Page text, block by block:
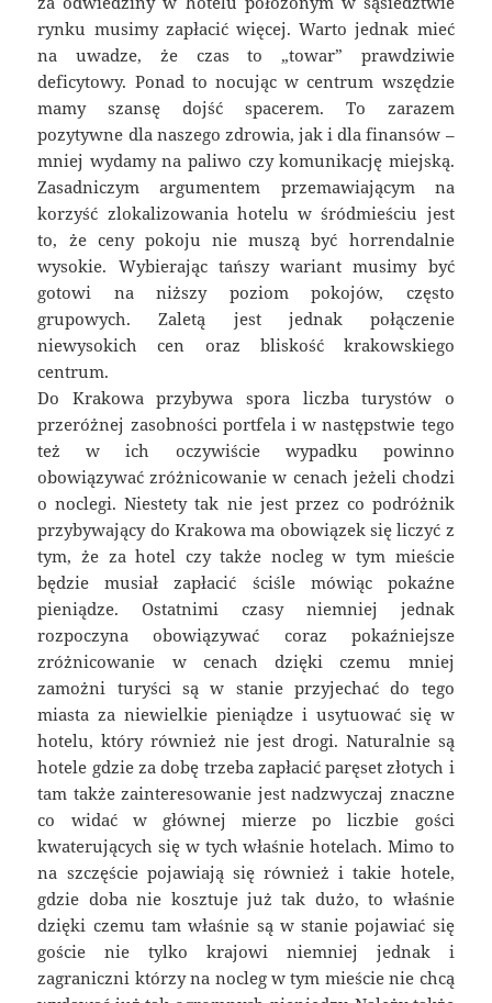
rynku musimy zapłacić więcej. Warto jednak mieć
na uwadze, że czas to „towar” prawdziwie
deficytowy. Ponad to nocując w centrum wszędzie
mamy szansę dojść spacerem. To zarazem
pozytywne dla naszego zdrowia, jak i dla finansów –
mniej wydamy na paliwo czy komunikację miejską.
Zasadniczym argumentem przemawiającym na
korzyść zlokalizowania hotelu w śródmieściu jest
to, że ceny pokoju nie muszą być horrendalnie
wysokie. Wybierając tańszy wariant musimy być
gotowi na niższy poziom pokojów, często
grupowych. Zaletą jest jednak połączenie
niewysokich cen oraz bliskość krakowskiego
centrum.
Do Krakowa przybywa spora liczba turystów o
przeróżnej zasobności portfela i w następstwie tego
też w ich oczywiście wypadku powinno
obowiązywać zróżnicowanie w cenach jeżeli chodzi
o noclegi. Niestety tak nie jest przez co podróżnik
przybywający do Krakowa ma obowiązek się liczyć z
tym, że za hotel czy także nocleg w tym mieście
będzie musiał zapłacić ściśle mówiąc pokaźne
pieniądze. Ostatnimi czasy niemniej jednak
rozpoczyna obowiązywać coraz pokaźniejsze
zróżnicowanie w cenach dzięki czemu mniej
zamożni turyści są w stanie przyjechać do tego
miasta za niewielkie pieniądze i usytuować się w
hotelu, który również nie jest drogi. Naturalnie są
hotele gdzie za dobę trzeba zapłacić paręset złotych i
tam także zainteresowanie jest nadzwyczaj znaczne
co widać w głównej mierze po liczbie gości
kwaterujących się w tych właśnie hotelach. Mimo to
na szczęście pojawiają się również i takie hotele,
gdzie doba nie kosztuje już tak dużo, to właśnie
dzięki czemu tam właśnie są w stanie pojawiać się
goście nie tylko krajowi niemniej jednak i
zagraniczni którzy na nocleg w tym mieście nie chcą